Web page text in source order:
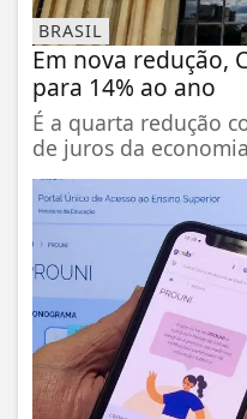
BRASIL
Em nova redução,
para 14% ao ano
É a quarta redução
de juros da economia